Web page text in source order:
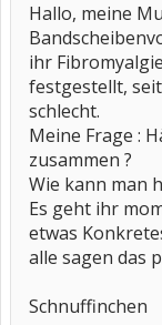
Hallo, meine
ihr Fibromyalgie
festgestellt,
schlecht.
Meine Frage :
zusammen ?
Wie kann man
Es geht ihr
etwas
alle sagen das
Schnuffinchen